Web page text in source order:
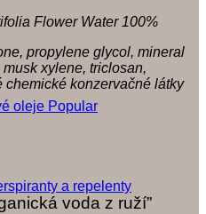
oleje
a repelenty
Flower Water 100%
propylene glycol, mineral
xylene, triclosan,
konzervačné látky
voda z ruží”